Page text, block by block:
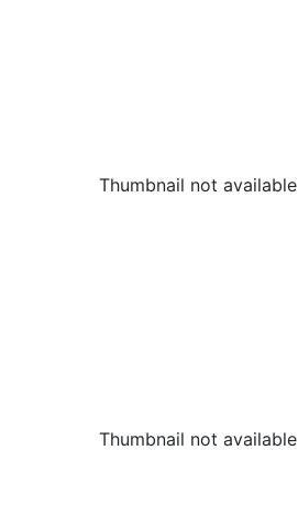
Thumbnail not available
Thumbnail not available